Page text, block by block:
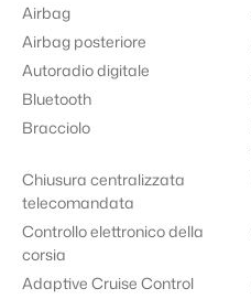
Airbag
Airbag posteriore
Autoradio digitale
Bluetooth
Bracciolo
Chiusura centralizzata
telecomandata
Controllo elettronico della
corsia
Adaptive Cruise Control